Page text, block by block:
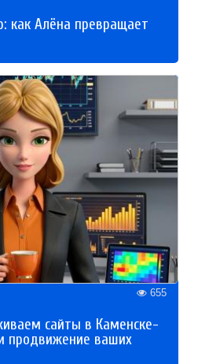
как Алёна превращает
655
сайты в Каменске-
продвижение ваших